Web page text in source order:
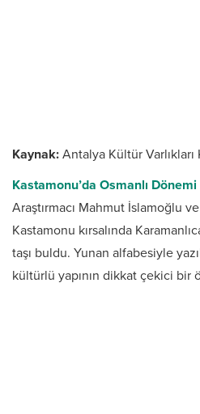
Kaynak: Antalya Kültür
Kastamonu’da Osmanlı
Araştırmacı Mahmut İslamoğlu
Kastamonu kırsalında
taşı buldu. Yunan alfabesiyle
kültürlü yapının dikkat çekici bir